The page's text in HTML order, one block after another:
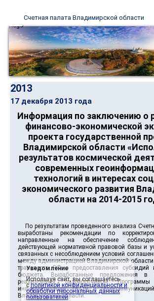
Счетная палата Владимирской области
2013
17 декабря 2013 года
Информация по заключению о
финансово-экономической
проекта государственной
Владимирской области
результатов космической
современных
технологий в интересах
экономического развития
области на 2014-2015
По результатам проведенного анализа
выработаны рекомендации по
направленные на обеспечение
действующей нормативной правовой базы и
связанных с несоблюдением условий
между администрацией Владимирской
транспорта РФ о предоставления субсидий
бюджета. Выработанные предложения в
реализованы разработчиком
информатизации, связи и
Владимирской области.
Уведомление
Используя сайт, вы соглашаетесь
сполитикой конфиденциальности и
обработки персональных данных
пользователей.